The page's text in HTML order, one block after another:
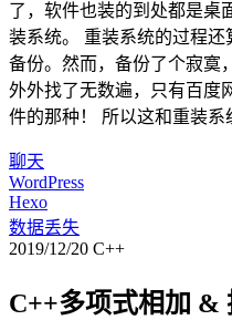
了，软件也装的到处都是桌
装系统。 重装系统的过程
备份。然而，备份了个寂寞
外外找了无数遍，只有百度
件的那种！ 所以这和重装
聊天
WordPress
Hexo
数据丢失
2019/12/20 C++
C++多项式相加 &